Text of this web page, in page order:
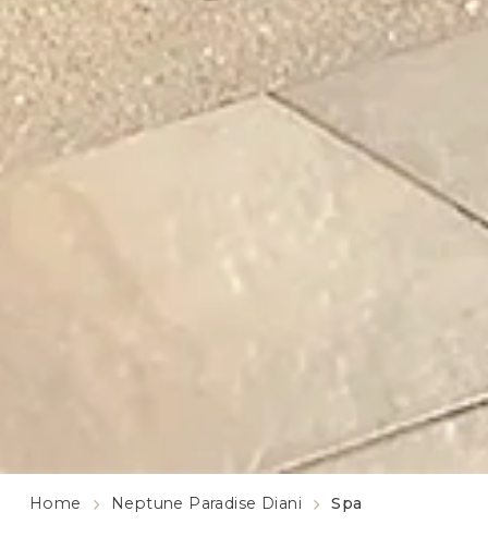
Home Neptune Paradise Diani Spa